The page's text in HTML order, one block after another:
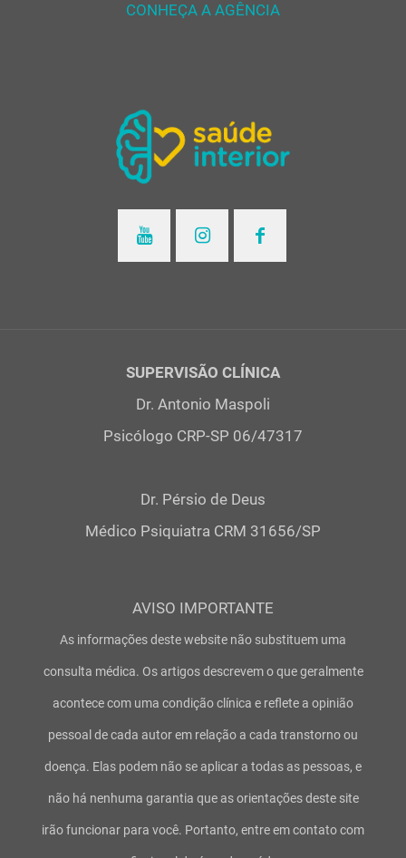
CONHEÇA A AGÊNCIA
SUPERVISÃO CLÍNICA
Dr. Antonio Maspoli
Psicólogo CRP-SP 06/47317
Dr. Pérsio de Deus
Médico Psiquiatra CRM 31656/SP
AVISO IMPORTANTE
As informações deste website não substituem uma
consulta médica. Os artigos descrevem o que geralmente
acontece com uma condição clínica e reflete a opinião
pessoal de cada autor em relação a cada transtorno ou
doença. Elas podem não se aplicar a todas as pessoas, e
não há nenhuma garantia que as orientações deste site
irão funcionar para você. Portanto, entre em contato com